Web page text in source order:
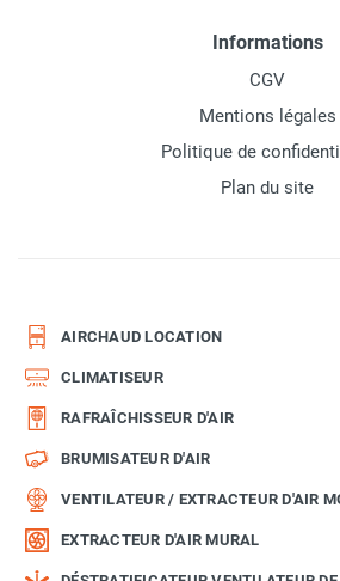
Informations
CGV
Mentions légales
Politique de
Plan du site
AIRCHAUD LOCATION
CLIMATISEUR
RAFRAÎCHISSEUR D'AIR
BRUMISATEUR D'AIR
VENTILATEUR / EXTRACTEUR D'AIR
EXTRACTEUR D'AIR MURAL